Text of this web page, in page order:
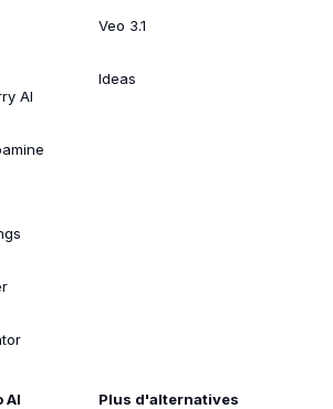
AI
Veo 3.1
Ideas
AI Plus d'alternatives